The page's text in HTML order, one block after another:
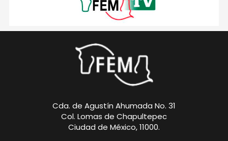
Cda. de Agustín Ahumada No. 31
Col. Lomas de Chapultepec
Ciudad de México, 11000.